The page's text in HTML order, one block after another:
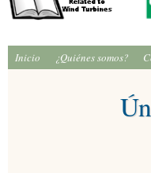
Inicio ¿Quiénes somos?